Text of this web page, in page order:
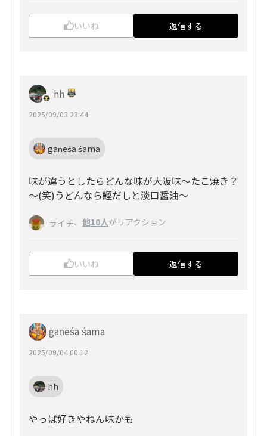
いいね 返信する
hh
2025/09/03 23:44
gaṇeśa śama
味が違うとしたらどんな味が大阪味～たこ焼き？
～(笑)うどんなら鰹だしと淡口醤油～
ライチ、 他10人がリアクション
いいね 返信する
gaṇeśa śama
2025/09/04 00:12
hh
やっぱ好きやねん味かも